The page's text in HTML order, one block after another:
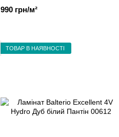
990 грн/м²
ТОВАР В НАЯВНОСТІ